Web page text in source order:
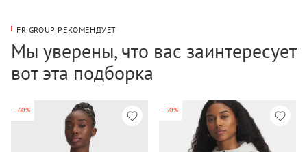
FR GROUP РЕКОМЕНДУЕТ
Мы уверены, что вас заинтересует
вот эта подборка
-60% -50%